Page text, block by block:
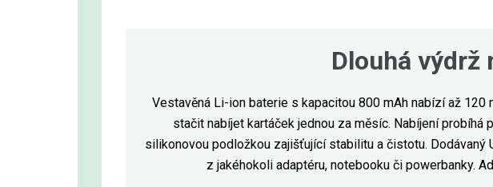
Dlouhá výdrž
Vestavěná Li-ion baterie s kapacitou 800 mAh nabízí až
stačit nabíjet kartáček jednou za měsíc. Nabíjení
silikonovou podložkou zajišťující stabilitu a čistotu. Dodávaný
z jakéhokoli adaptéru, notebooku či powerbanky.